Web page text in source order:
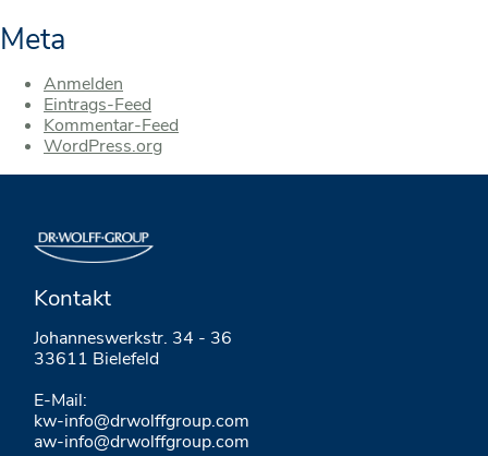
Meta
Anmelden
Eintrags-Feed
Kommentar-Feed
WordPress.org
Kontakt
Johanneswerkstr. 34 - 36
33611 Bielefeld
E-Mail:
kw-info@drwolffgroup.com
aw-info@drwolffgroup.com